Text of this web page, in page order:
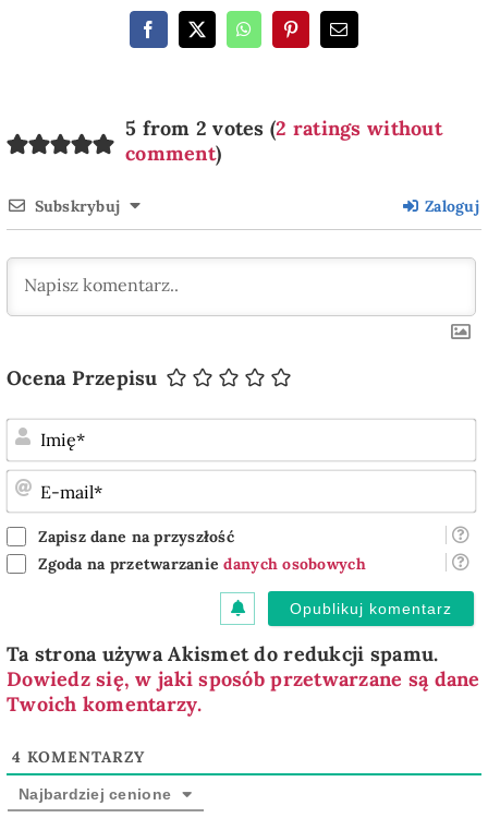
5 from 2 votes (2 ratings without
comment)
Subskrybuj Zaloguj
Ocena Przepisu
Zapisz dane na przyszłość
Zgoda na przetwarzaniedanych osobowych
Ta strona używa Akismet do redukcji spamu.
Dowiedz się, w jaki sposób przetwarzane są dane
Twoich komentarzy.
4 KOMENTARZY
Najbardziej cenione